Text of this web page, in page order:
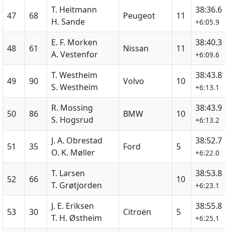
47 68
T. Heitmann
H. Sande
Peugeot 11
38:36.6
+6:05.9
48 61
E. F. Morken
A. Vestenfor
Nissan 11
38:40.3
+6:09.6
49 90
T. Westheim
S. Westheim
Volvo 10
38:43.8
+6:13.1
50 86
R. Mossing
S. Hogsrud
BMW 10
38:43.9
+6:13.2
51 35
J. A. Obrestad
O. K. Møller
Ford 5
38:52.7
+6:22.0
52 66
T. Larsen
T. Grøtjorden
10
38:53.8
+6:23.1
53 30
J. E. Eriksen
T. H. Østheim
Citroën 5
38:55.8
+6:25.1